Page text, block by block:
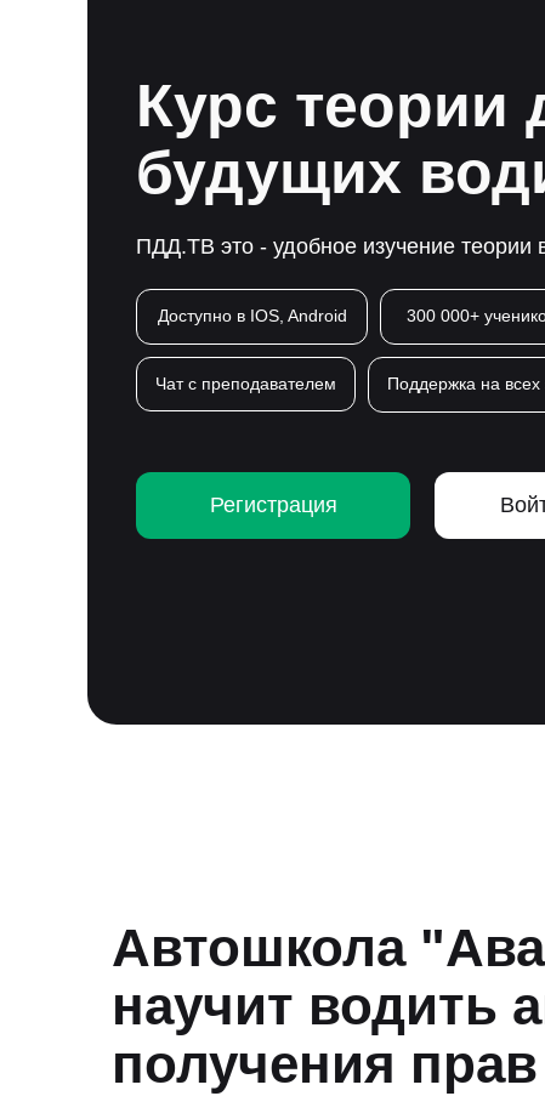
Курс теории
будущих
ПДД.ТВ это - удобное изучение теории
Поддержка на всех
300 000+
Доступно в IOS, Android
Чат с преподавателем
Регистрация
Автошкола
научит водить
получения прав